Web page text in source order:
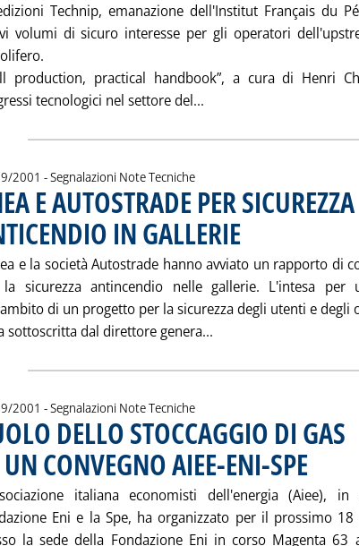
Technip, emanazione dell'Institut Français du
volumi di sicuro interesse per gli operatori
production, practical handbook”, a cura di Henri
tecnologici nel settore del... Leggi tutta la notizia:
2001 - Segnalazioni Note Tecniche
E AUTOSTRADE PER SICUREZZA
IN GALLERIE
e la società Autostrade hanno avviato un rapporto di
sicurezza antincendio nelle gallerie. L'intesa per
di un progetto per la sicurezza degli utenti e degli
sottoscritta dal direttore genera... Leggi tutta la notizia:
2001 - Segnalazioni Note Tecniche
DELLO STOCCAGGIO DI GAS
CONVEGNO AIEE-ENI-SPE
italiana economisti dell'energia (Aiee),
Eni e la Spe, ha organizzato per il prossimo
la sede della Fondazione Eni in corso Magenta 63